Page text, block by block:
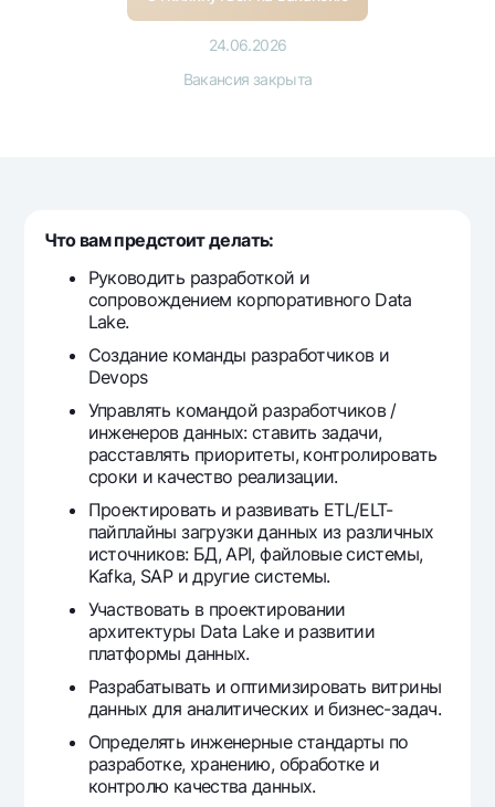
До востребования USD
Золотой депозит
Часто задаваемые вопросы
Ищите по сайту
Найти
Полезные ссылки
Часто задаваемые вопросы
Пресс-центр
Офисы и банкоматы
Согласие на обработку персональных данных
Контакт-центр
+998 78 148-00-10
24.06.2026
Вакансия закрыта
Что вам предстоит делать:
Руководить разработкой и
сопровождением корпоративного Data
Lake.
Создание команды разработчиков и
Devops
Управлять командой разработчиков /
инженеров данных: ставить задачи,
расставлять приоритеты, контролировать
сроки и качество реализации.
Проектировать и развивать ETL/ELT-
пайплайны загрузки данных из различных
источников: БД, API, файловые системы,
Kafka, SAP и другие системы.
Участвовать в проектировании
архитектуры Data Lake и развитии
платформы данных.
Разрабатывать и оптимизировать витрины
данных для аналитических и бизнес-задач.
Определять инженерные стандарты по
разработке, хранению, обработке и
контролю качества данных.